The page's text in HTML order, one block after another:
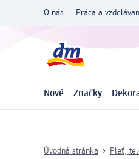
O nás Práca a
Nové Značky
Úvodná stránka Pleť,